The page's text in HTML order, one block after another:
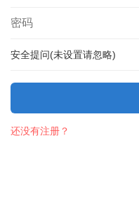
安全提问(未设置请忽略)
还没有注册？